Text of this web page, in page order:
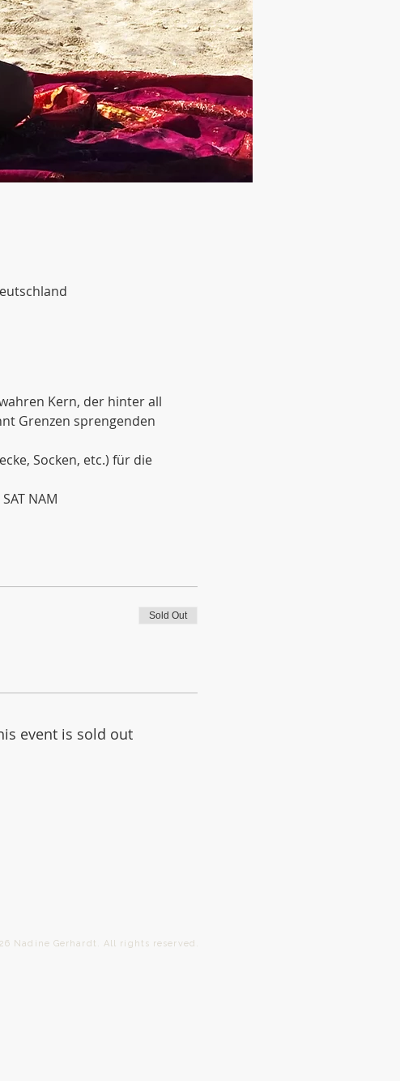
Kern, der hinter all
Grenzen sprengenden
Socken, etc.) für die
NAM
Sold Out
event is sold out
Gerhardt. All rights reserved.